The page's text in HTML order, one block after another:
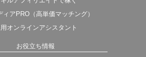
ィアPRO（高単価マッチング）
オンラインアシスタント
お役立ち情報